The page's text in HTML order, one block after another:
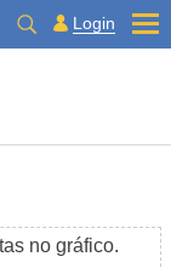
Login
no gráfico.